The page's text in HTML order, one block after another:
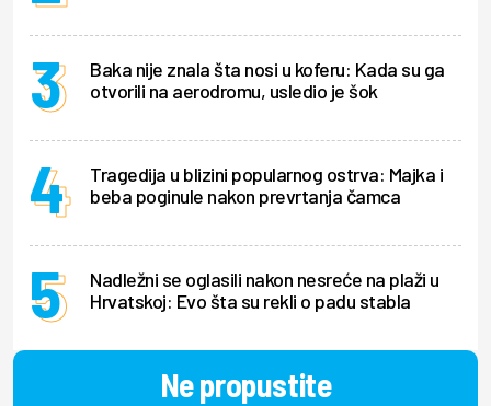
Baka nije znala šta nosi u koferu: Kada su ga
otvorili na aerodromu, usledio je šok
Tragedija u blizini popularnog ostrva: Majka i
beba poginule nakon prevrtanja čamca
Nadležni se oglasili nakon nesreće na plaži u
Hrvatskoj: Evo šta su rekli o padu stabla
Ne propustite